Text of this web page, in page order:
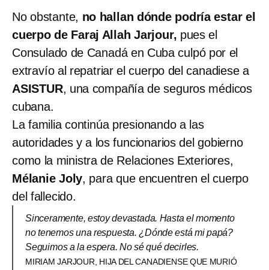
No obstante, no hallan dónde podría estar el
cuerpo de Faraj Allah Jarjour, pues el
Consulado de Canadá en Cuba culpó por el
extravío al repatriar el cuerpo del canadiese a
ASISTUR, una compañía de seguros médicos
cubana.
La familia continúa presionando a las
autoridades y a los funcionarios del gobierno
como la ministra de Relaciones Exteriores,
Mélanie Joly, para que encuentren el cuerpo
del fallecido.
Sinceramente, estoy devastada. Hasta el momento
no tenemos una respuesta. ¿Dónde está mi papá?
Seguimos a la espera. No sé qué decirles.
MIRIAM JARJOUR, HIJA DEL CANADIENSE QUE MURIÓ